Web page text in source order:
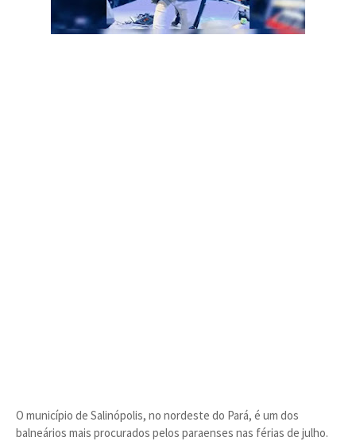
O município de Salinópolis, no nordeste do Pará, é um dos
balneários mais procurados pelos paraenses nas férias de julho.